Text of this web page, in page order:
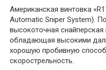
Американская винтовка
Automatic Sniper System).
высокоточная
обладающая высокими
хорошую пробивную
скорострельность.